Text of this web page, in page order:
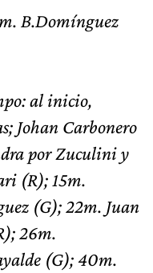
B.Domínguez
al inicio,
Johan Carbonero
por Zuculini y
(R); 15m.
(G); 22m. Juan
26m.
(G); 40m.